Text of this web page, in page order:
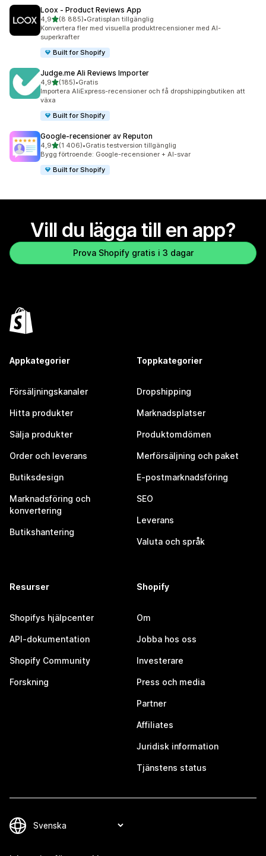
Loox ‑ Product Reviews App
4,9av 5 stjärnor
(8 885)
8885 recensioner totalt
•Gratisplan tillgänglig
Konvertera fler med visuella produktrecensioner med AI-
superkrafter
Built for Shopify
Judge.me Ali Reviews Importer
4,9av 5 stjärnor
(185)
185 recensioner totalt
•Gratis
Importera AliExpress-recensioner och få dropshippingbutiken att
växa
Built for Shopify
Google‑recensioner av Reputon
4,9av 5 stjärnor
(1 406)
1406 recensioner totalt
•Gratis testversion tillgänglig
Bygg förtroende: Google-recensioner + AI-svar
Built for Shopify
Vill du lägga till en app?
Prova Shopify gratis i 3 dagar
Appkategorier
Försäljningskanaler
Hitta produkter
Sälja produkter
Order och leverans
Butiksdesign
Marknadsföring och
konvertering
Butikshantering
Toppkategorier
Dropshipping
Marknadsplatser
Produktomdömen
Merförsäljning och paket
E-postmarknadsföring
SEO
Leverans
Valuta och språk
Resurser
Shopifys hjälpcenter
API-dokumentation
Shopify Community
Forskning
Shopify
Om
Jobba hos oss
Investerare
Press och media
Partner
Affiliates
Juridisk information
Tjänstens status